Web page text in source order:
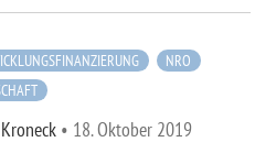
NRO
• 18. Oktober 2019